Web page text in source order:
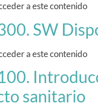
a este contenido
SW
a este contenido
sanitario